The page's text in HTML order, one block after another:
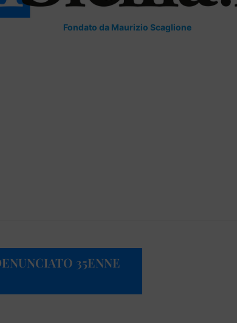
Fondato da Maurizio Scaglione
35ENNE